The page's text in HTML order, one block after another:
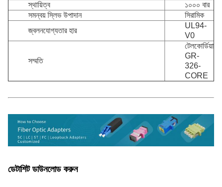
স্থায়িত্ব
১০০০ বার
সমন্বয় স্লিভ উপাদান
সিরামিক
জ্বলনযোগ্যতার হার
UL94-
V0
সম্মতি
টেলকোর্ডিয়া
GR-
326-
CORE
ডেটাশিট ডাউনলোড করুন